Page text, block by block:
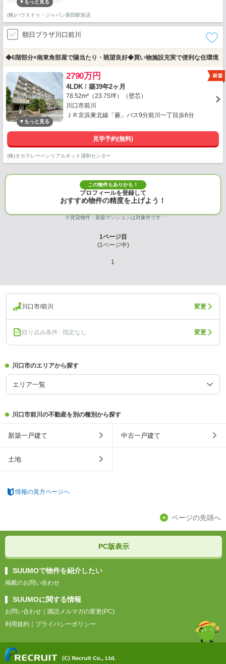
(株)ハウスドゥ・ジャパン新田駅前店
朝日プラザ川口前川
◆6階部分×南東角部屋で陽当たり・眺望良好◆買い物施設充実で便利な住環境
2790万円
4LDK / 築39年2ヶ月
78.52m²（23.75坪）（壁芯）
川口市前川
ＪＲ京浜東北線「蕨」バス9分前川一丁目歩6分
見学予約(無料)
(株)タカラレーベンリアルネット浦和センター
この物件もありかも！
プロフィールを登録して
おすすめ物件の精度を上げよう！
※賃貸物件・新築マンションは対象外です
1ページ目
(1ページ中)
1
川口市/前川 変更
絞り込み条件 : 指定なし 変更
川口市のエリアから探す
エリア一覧
川口市前川の不動産を別の種別から探す
新築一戸建て 中古一戸建て
土地
情報の見方ページへ
ページの先頭へ
PC版表示
SUUMOで物件を紹介したい
掲載のお問い合わせ
SUUMOに関する情報
お問い合わせ
購読メルマガの変更(PC)
利用規約
プライバシーポリシー